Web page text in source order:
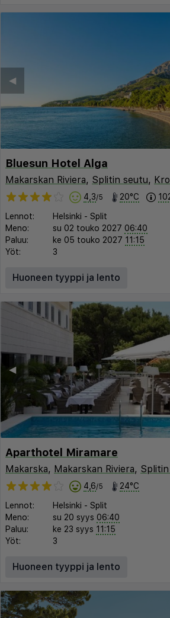
◀︎
Bluesun Hotel Alga
Makarskan Riviera, Splitin seutu,
4,3/5 20°C
Lennot: Helsinki - Split
Meno:
su 02 touko 2027 06:40
Paluu:
ke 05 touko 2027 11:15
Yöt:
3
Huoneen tyyppi ja lento
◀︎
Aparthotel Miramare
Makarska, Makarskan Riviera, Splitin
4,6/5 24°C
Lennot: Helsinki - Split
Meno:
su 20 syys 06:40
Paluu:
ke 23 syys 11:15
Yöt:
3
Huoneen tyyppi ja lento